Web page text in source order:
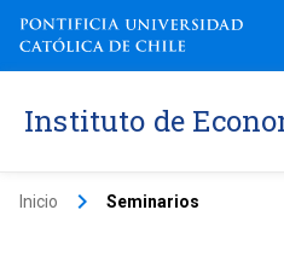
Instituto de
Inicio keyboard_arrow_right Seminarios